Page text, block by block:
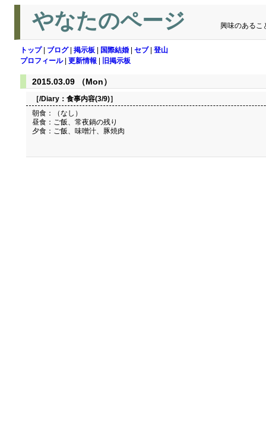
やなたのページ 興味のあるこ
トップ| ブログ| 掲示板 国際結婚 セブ| 登山
プロフィール| 更新情報 旧掲示板
2015.03.09 （Mon）
［/Diary： 食事内容(3/9)］
朝食：（なし）
昼食：ご飯、常夜鍋の残り
夕食：ご飯、味噌汁、豚焼肉